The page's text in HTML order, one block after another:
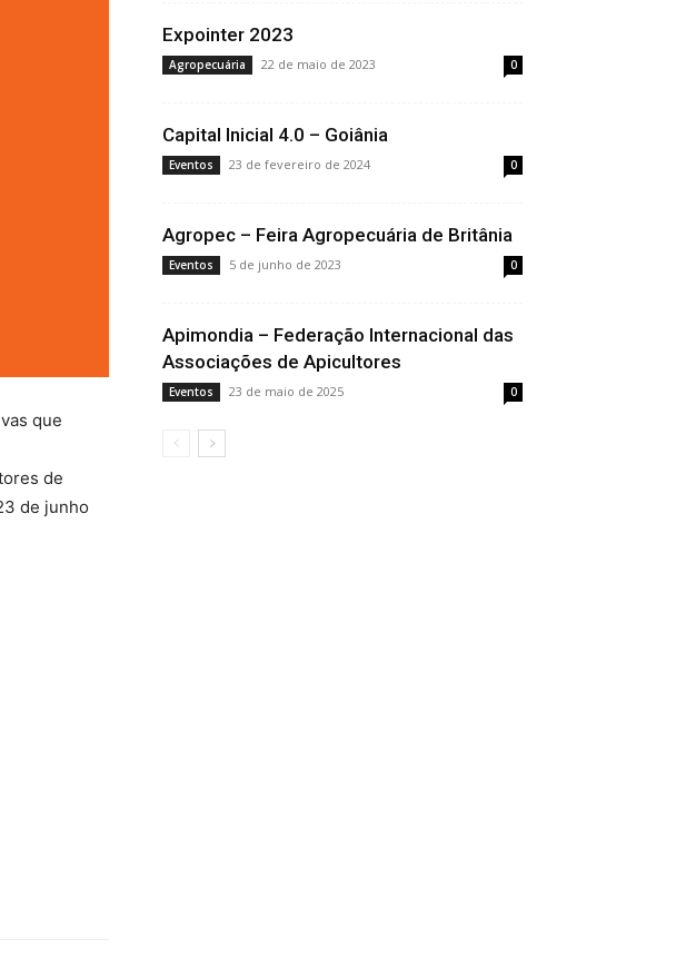
que
de
de junho
Expointer 2023
Agropecuária 22 de maio de 2023 0
Capital Inicial 4.0 – Goiânia
Eventos 23 de fevereiro de 2024 0
Agropec – Feira Agropecuária de Britânia
Eventos 5 de junho de 2023 0
Apimondia – Federação Internacional das
Associações de Apicultores
Eventos 23 de maio de 2025 0